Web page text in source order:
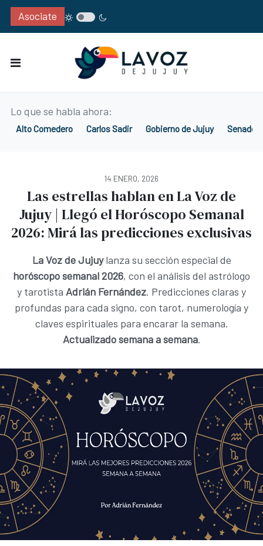
Asociate
Lo que se habla ahora:
Alto Comedero Carlos Sadir Gobierno de Jujuy Senado
14 ENERO, 2026
Las estrellas hablan en La Voz de
Jujuy | Llegó el Horóscopo Semanal
2026: Mirá las predicciones exclusivas
La Voz de Jujuylanza su sección especial de
horóscopo semanal 2026, con el análisis del astrólogo
y tarotista Adrián Fernández. Predicciones claras y
profundas para cada signo, con tarot, numerología y
claves espirituales para encarar la semana.
Actualizado semana a semana.